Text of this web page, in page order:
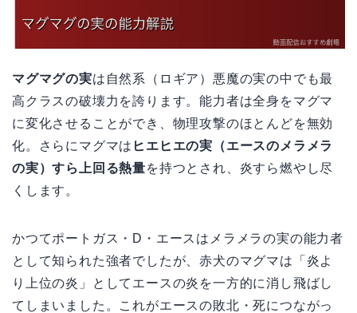
マグマグの実は自然系（ロギア）悪魔の実の中でも最
高クラスの破壊力を誇ります。能力者は全身をマグマ
に変化させることができ、物理攻撃のほとんどを無効
化。さらにマグマは ヒエヒエの実（エースのメラメラ
の実）すら上回る熱量を持つとされ、炎すら燃やし尽
くします。
かつてポートガス・D・エースはメラメラの実の能力者
として知られた強者でしたが、赤犬のマグマは「炎よ
り上位の炎」としてエースの炎を一方的に消し飛ばし
てしまいました。これがエースの敗北・死につながっ